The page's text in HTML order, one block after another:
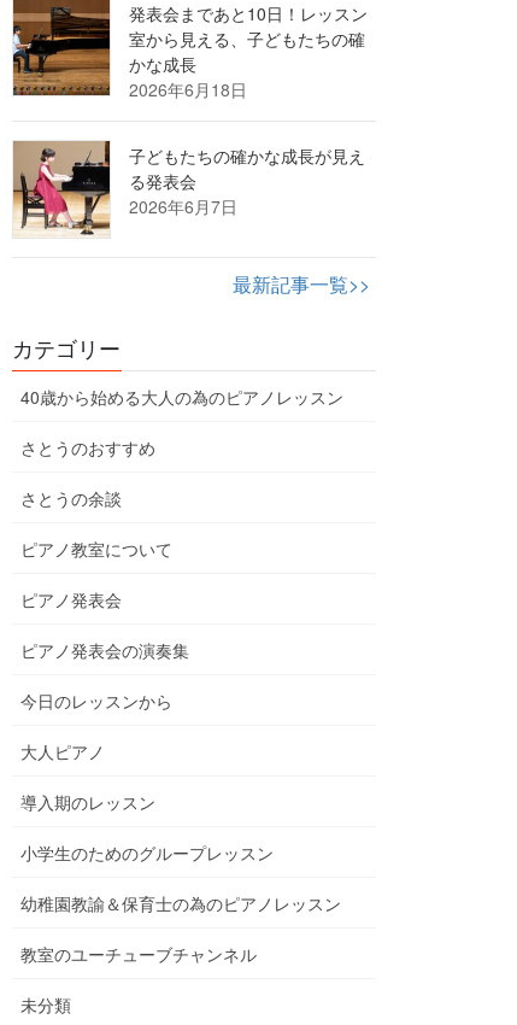
発表会まであと10日！レッスン
室から見える、子どもたちの確
かな成長
2026年6月18日
子どもたちの確かな成長が見え
る発表会
2026年6月7日
最新記事一覧>>
カテゴリー
40歳から始める大人の為のピアノレッスン
さとうのおすすめ
さとうの余談
ピアノ教室について
ピアノ発表会
ピアノ発表会の演奏集
今日のレッスンから
大人ピアノ
導入期のレッスン
小学生のためのグループレッスン
幼稚園教諭＆保育士の為のピアノレッスン
教室のユーチューブチャンネル
未分類